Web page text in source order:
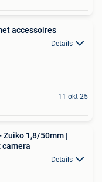
accessoires
Details
11 okt 25
Zuiko 1,8/50mm |
camera
Details